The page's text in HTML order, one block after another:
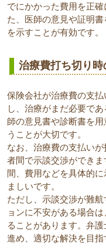
でにかかった費用を正
た、医師の意見や証明
を示すことが有効です。
治療費打ち切り
保険会社が治療費の支
し、治療がまだ必要で
師の意見書や診断書を
うことが大切です。
なお、治療費の支払い
者間で示談交渉ができ
間、費用などを具体的
ましいです。
ただし、示談交渉が難
ョンに不安がある場合
ることがあります。弁
進め、適切な解決を目指